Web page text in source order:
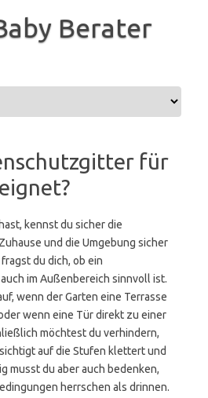
Berater
für
kennst du sicher die
und die Umgebung sicher
du dich, ob ein
auch im Außenbereich sinnvoll ist.
wenn der Garten eine Terrasse
wenn eine Tür direkt zu einer
möchtest du verhindern,
auf die Stufen klettert und
musst du aber auch bedenken,
herrschen als drinnen.